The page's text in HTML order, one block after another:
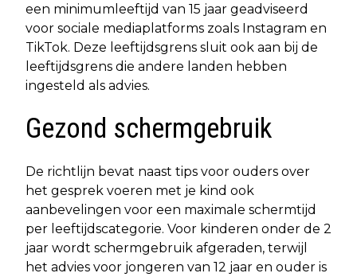
een minimumleeftijd van 15 jaar geadviseerd
voor sociale mediaplatforms zoals Instagram en
TikTok. Deze leeftijdsgrens sluit ook aan bij de
leeftijdsgrens die andere landen hebben
ingesteld als advies.
Gezond schermgebruik
De richtlijn bevat naast tips voor ouders over
het gesprek voeren met je kind ook
aanbevelingen voor een maximale schermtijd
per leeftijdscategorie. Voor kinderen onder de 2
jaar wordt schermgebruik afgeraden, terwijl
het advies voor jongeren van 12 jaar en ouder is